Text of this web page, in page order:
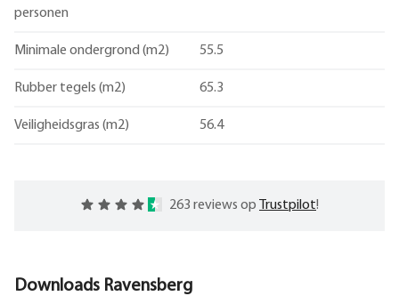
personen
Minimale ondergrond (m2) 55.5
Rubber tegels (m2) 65.3
Veiligheidsgras (m2) 56.4
263 reviews op Trustpilot!
Downloads Ravensberg